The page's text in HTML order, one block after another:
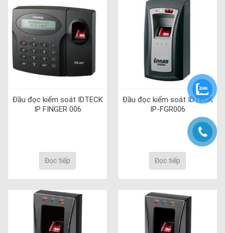
Đầu đọc kiểm soát IDTECK
IP FINGER 006
Đọc tiếp
Đầu đọc kiểm soát IDTECK
IP-FGR006
Đọc tiếp